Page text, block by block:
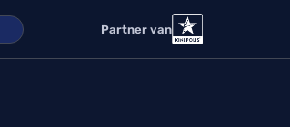
Partner van